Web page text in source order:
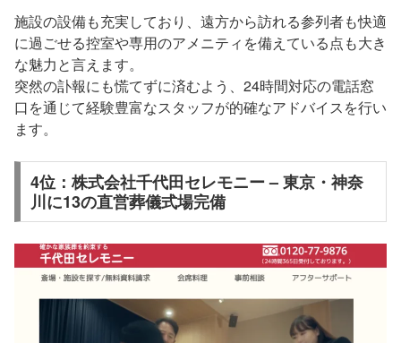
施設の設備も充実しており、遠方から訪れる参列者も快適
に過ごせる控室や専用のアメニティを備えている点も大き
な魅力と言えます。
突然の訃報にも慌てずに済むよう、24時間対応の電話窓
口を通じて経験豊富なスタッフが的確なアドバイスを行い
ます。
4位：株式会社千代田セレモニー – 東京・神奈
川に13の直営葬儀式場完備